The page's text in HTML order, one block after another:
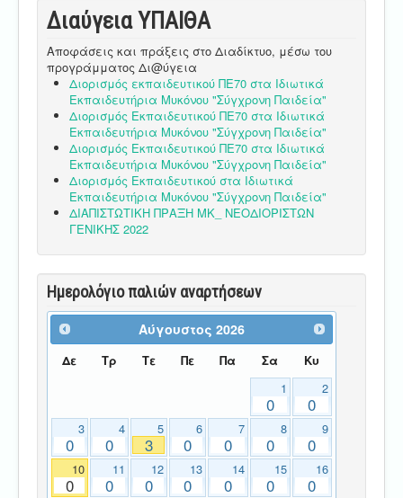
Διαύγεια ΥΠΑΙΘA
Αποφάσεις και πράξεις στο Διαδίκτυο, μέσω του
προγράμματος Δι@ύγεια
Διορισμός εκπαιδευτικού ΠΕ70 στα Ιδιωτικά
Εκπαιδευτήρια Μυκόνου "Σύγχρονη Παιδεία"
Διορισμός Εκπαιδευτικού ΠΕ70 στα Ιδιωτικά
Εκπαιδευτήρια Μυκόνου "Σύγχρονη Παιδεία"
Διορισμός Εκπαιδευτικού ΠΕ70 στα Ιδιωτικά
Εκπαιδευτήρια Μυκόνου "Σύγχρονη Παιδεία"
Διορισμός Εκπαιδευτικού στα Ιδιωτικά
Εκπαιδευτήρια Μυκόνου "Σύγχρονη Παιδεία"
ΔΙΑΠΙΣΤΩΤΙΚΗ ΠΡΑΞΗ ΜΚ_ ΝΕΟΔΙΟΡΙΣΤΩΝ
ΓΕΝΙΚΗΣ 2022
Ημερολόγιο παλιών αναρτήσεων
Αύγουστος 2026
Δε Τρ Τε Πε Πα Σα Κυ
1
0
2
0
3
0
4
0
5
3
6
0
7
0
8
0
9
0
10
0
11
0
12
0
13
0
14
0
15
0
16
0